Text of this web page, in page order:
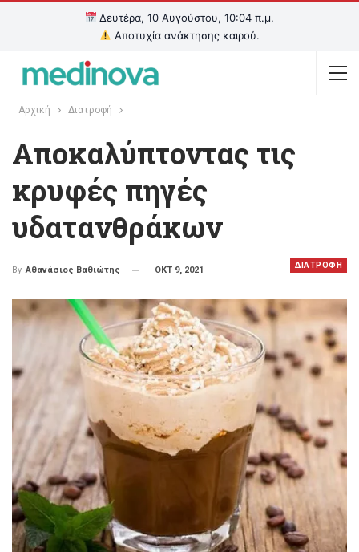
Δευτέρα, 10 Αυγούστου, 10:04 π.μ.
Αποτυχία ανάκτησης καιρού.
Αρχική Διατροφή
Αποκαλύπτοντας τις
κρυφές πηγές
υδατανθράκων
ΔΙΑΤΡΟΦΗ
By Αθανάσιος Βαθιώτης ΟΚΤ 9, 2021